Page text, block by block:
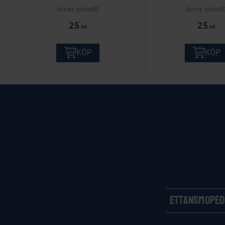
solnr50
25 KR
KÖP
25 KR
KÖP